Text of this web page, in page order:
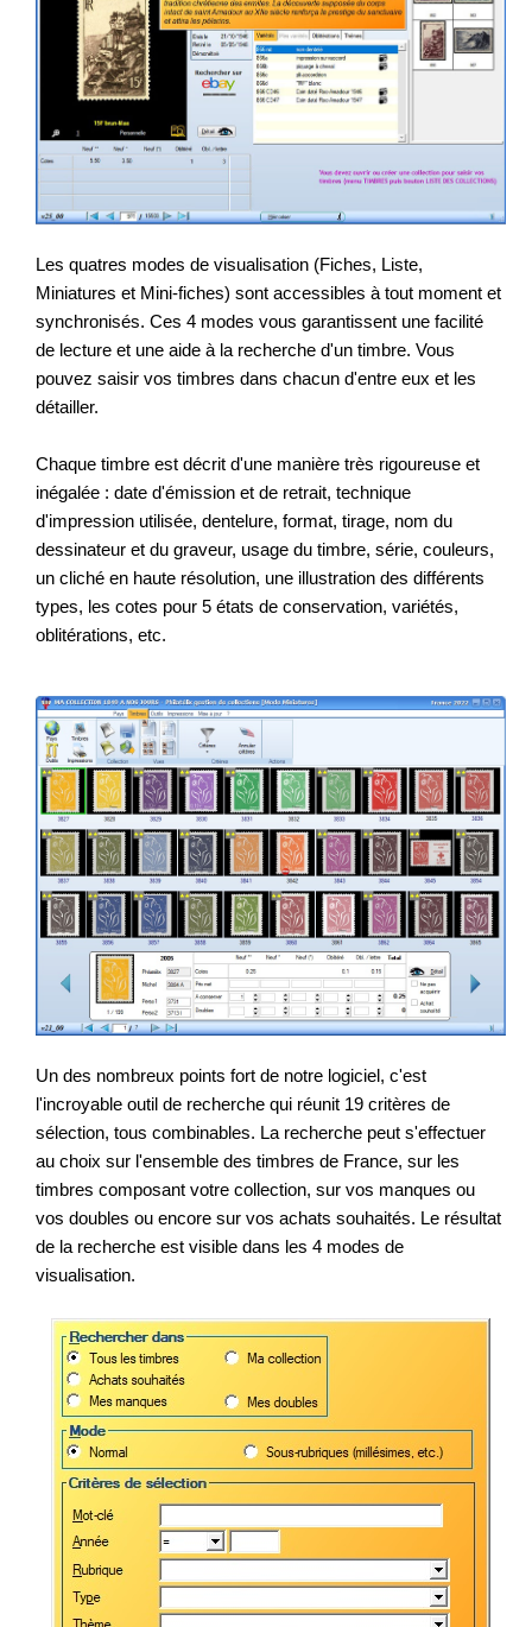
Les quatres modes de visualisation (Fiches, Liste,
Miniatures et Mini-fiches) sont accessibles à tout moment et
synchronisés. Ces 4 modes vous garantissent une facilité
de lecture et une aide à la recherche d'un timbre. Vous
pouvez saisir vos timbres dans chacun d'entre eux et les
détailler.
Chaque timbre est décrit d'une manière très rigoureuse et
inégalée : date d'émission et de retrait, technique
d'impression utilisée, dentelure, format, tirage, nom du
dessinateur et du graveur, usage du timbre, série, couleurs,
un cliché en haute résolution, une illustration des différents
types, les cotes pour 5 états de conservation, variétés,
oblitérations, etc.
Un des nombreux points fort de notre logiciel, c'est
l'incroyable outil de recherche qui réunit 19 critères de
sélection, tous combinables. La recherche peut s'effectuer
au choix sur l'ensemble des timbres de France, sur les
timbres composant votre collection, sur vos manques ou
vos doubles ou encore sur vos achats souhaités. Le résultat
de la recherche est visible dans les 4 modes de
visualisation.